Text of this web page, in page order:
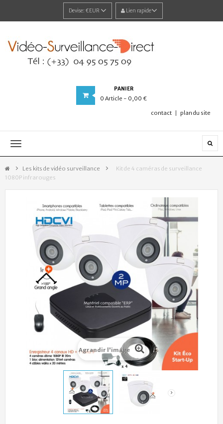
Devise: €EUR Lien rapide
PANIER
0 Article - 0,00 €
contact plan du site
Navigation
Les kits de vidéo surveillance >
Kit de 4 caméras de surveillance
1080P infrarouges
Agrandir l'image